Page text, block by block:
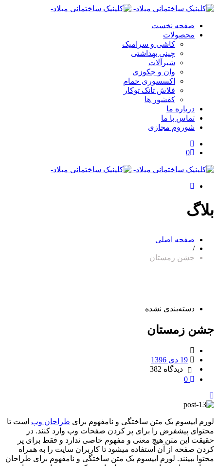
صفحه نخست
محصولات
کاشی و سرامیک
چینی بهداشتی
شیرآلات
وان و جکوزی
اکسسوری حمام
فلاش تانک توکار
کفشور ها
درباره ما
تماس با ما
شوروم مجازی
0
بلاگ
صفحه اصلی
/
جشن زمستان
دسته‌بندی نشده
جشن زمستان
19 دی 1396
دیدگاه 382
0
لورم ایپسوم یک متن ساختگی و نامفهوم برای طراحان وب است تا
محتوای پیشفرض را برای پر کردن صفحات وب وارد کنند. در
حقیقت این متن هیچ معنی و مفهوم خاصی ندارد و فقط برای پر
کردن صفحه از آن استفاده میشود تا کاربران سایت را به همراه
محتوا ببینند. لورم ایپسوم یک متن ساختگی و نامفهوم برای طراحان